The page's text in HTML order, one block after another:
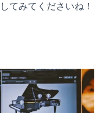
てみてくださいね！